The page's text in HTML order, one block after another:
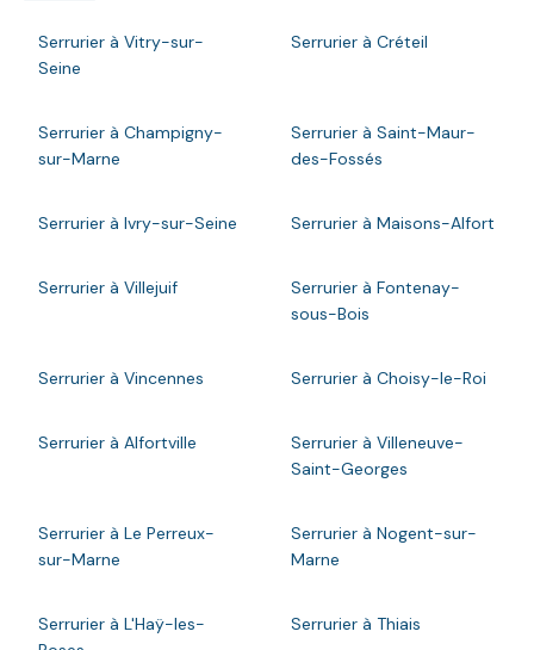
Serrurier à Vitry-sur-
Seine
Serrurier à Créteil
Serrurier à Champigny-
sur-Marne
Serrurier à Saint-Maur-
des-Fossés
Serrurier à Ivry-sur-Seine Serrurier à Maisons-Alfort
Serrurier à Villejuif
Serrurier à Fontenay-
sous-Bois
Serrurier à Vincennes Serrurier à Choisy-le-Roi
Serrurier à Alfortville
Serrurier à Villeneuve-
Saint-Georges
Serrurier à Le Perreux-
sur-Marne
Serrurier à Nogent-sur-
Marne
Serrurier à L'Haÿ-les-
Serrurier à Thiais